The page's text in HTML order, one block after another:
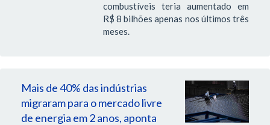
combustíveis teria aumentado em
R$ 8 bilhões apenas nos últimos três
meses.
Mais de 40% das indústrias
migraram para o mercado livre
de energia em 2 anos, aponta